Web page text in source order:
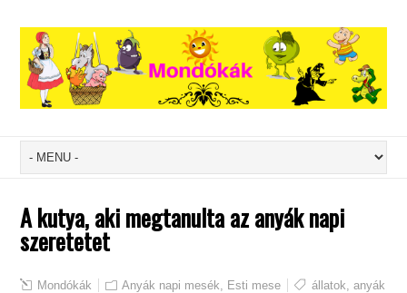
A kutya, aki megtanulta az anyák napi
szeretetet
Mondókák Anyák napi mesék Esti mese állatok ,anyák